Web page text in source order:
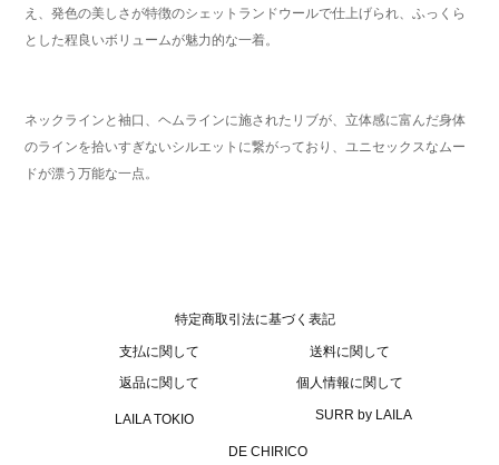
え、発色の美しさが特徴のシェットランドウールで仕上げられ、ふっくら
とした程良いボリュームが魅力的な一着。
ネックラインと袖口、ヘムラインに施されたリブが、立体感に富んだ身体
のラインを拾いすぎないシルエットに繋がっており、ユニセックスなムー
ドが漂う万能な一点。
特定商取引法に基づく表記
支払に関して 送料に関して
返品に関して 個人情報に関して
LAILA TOKIO SURR by LAILA
DE CHIRICO